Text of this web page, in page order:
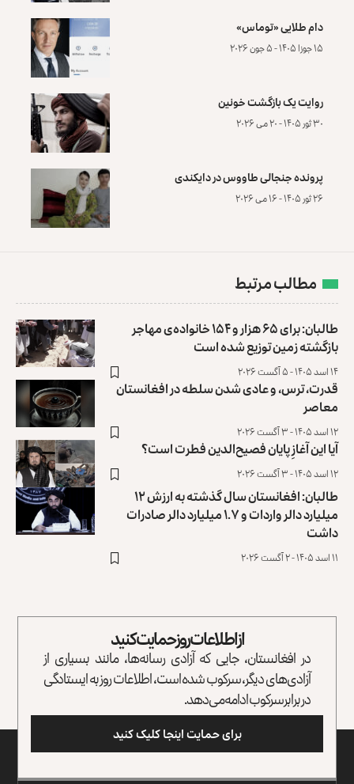
دام طلایی «توماس»
۱۵ جوزا ۱۴۰۵ - ۵ جون ۲۰۲۶
روایت یک بازگشت خونین
۳۰ ثور ۱۴۰۵ - ۲۰ می ۲۰۲۶
پرونده‌ جنجالی طاووس در دایکندی
۲۶ ثور ۱۴۰۵ - ۱۶ می ۲۰۲۶
مطالب مرتبط
طالبان: برای ۶۵ هزار و ۱۵۴ خانواده‌ی مهاجر
بازگشته زمین توزیع ‏شده است
۱۴ اسد ۱۴۰۵ - ۵ آگست ۲۰۲۶
قدرت، ترس، و عادی ‌شدن سلطه در افغانستان
معاصر
۱۲ اسد ۱۴۰۵ - ۳ آگست ۲۰۲۶
آیا این آغازِ پایان فصیح‌الدین فطرت است؟
۱۲ اسد ۱۴۰۵ - ۳ آگست ۲۰۲۶
طالبان: افغانستان سال گذشته به ارزش ۱۲
میلیارد دالر واردات و ۱.۷ میلیارد دالر صادرات
داشت
۱۱ اسد ۱۴۰۵ - ۲ آگست ۲۰۲۶
از اطلاعات روز حمایت کنید
در افغانستان، جایی که آزادی رسانه‌ها، مانند بسیاری از
آزادی‌های دیگر، سرکوب شده است، اطلاعات روز به ایستادگی
در برابر سرکوب ادامه می‌دهد.
برای حمایت اینجا کلیک کنید